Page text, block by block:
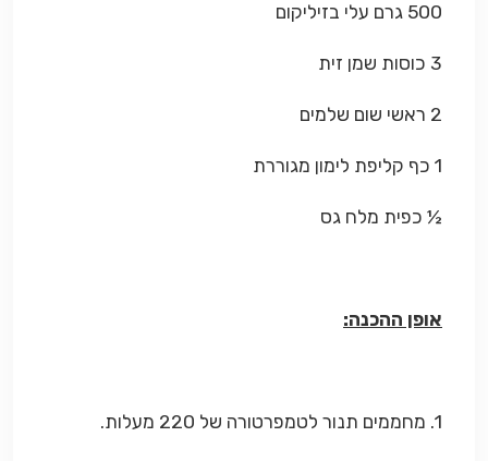
500 גרם עלי בזיליקום
3 כוסות שמן זית
2 ראשי שום שלמים
1 כף קליפת לימון מגוררת
½ כפית מלח גס
אופן ההכנה:
1. מחממים תנור לטמפרטורה של 220 מעלות.